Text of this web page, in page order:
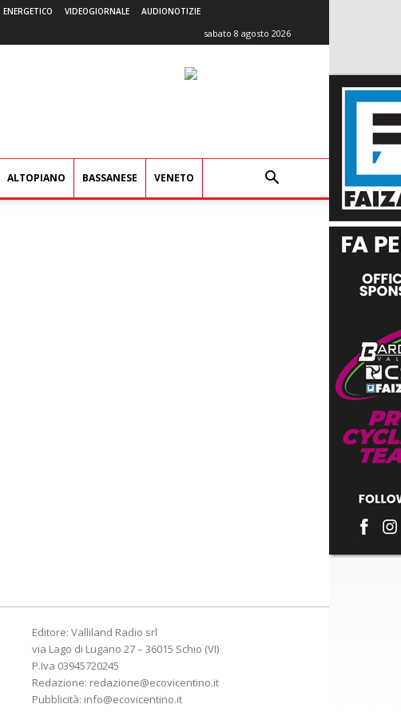
ENERGETICO VIDEOGIORNALE AUDIONOTIZIE
sabato 8 agosto 2026
ALTOPIANO BASSANESE VENETO
Editore: Valliland Radio srl
via Lago di Lugano 27 – 36015 Schio (VI)
P.Iva 03945720245
Redazione: redazione@ecovicentino.it
Pubblicità: info@ecovicentino.it